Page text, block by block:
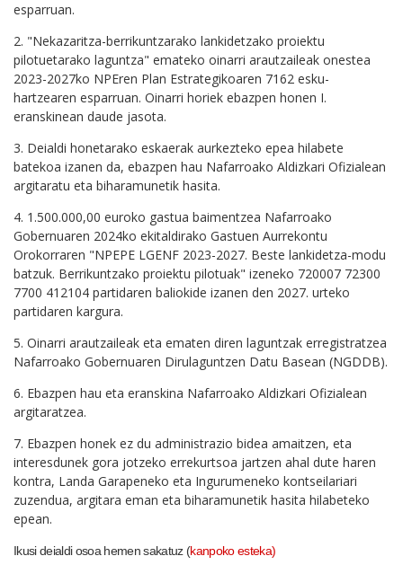
esparruan.
2. "Nekazaritza-berrikuntzarako lankidetzako proiektu
pilotuetarako laguntza" emateko oinarri arautzaileak onestea
2023-2027ko NPEren Plan Estrategikoaren 7162 esku-
hartzearen esparruan. Oinarri horiek ebazpen honen I.
eranskinean daude jasota.
3. Deialdi honetarako eskaerak aurkezteko epea hilabete
batekoa izanen da, ebazpen hau Nafarroako Aldizkari Ofizialean
argitaratu eta biharamunetik hasita.
4. 1.500.000,00 euroko gastua baimentzea Nafarroako
Gobernuaren 2024ko ekitaldirako Gastuen Aurrekontu
Orokorraren "NPEPE LGENF 2023-2027. Beste lankidetza-modu
batzuk. Berrikuntzako proiektu pilotuak" izeneko 720007 72300
7700 412104 partidaren baliokide izanen den 2027. urteko
partidaren kargura.
5. Oinarri arautzaileak eta ematen diren laguntzak erregistratzea
Nafarroako Gobernuaren Dirulaguntzen Datu Basean (NGDDB).
6. Ebazpen hau eta eranskina Nafarroako Aldizkari Ofizialean
argitaratzea.
7. Ebazpen honek ez du administrazio bidea amaitzen, eta
interesdunek gora jotzeko errekurtsoa jartzen ahal dute haren
kontra, Landa Garapeneko eta Ingurumeneko kontseilariari
zuzendua, argitara eman eta biharamunetik hasita hilabeteko
epean.
Ikusi deialdi osoa hemen sakatuz (kanpoko esteka)